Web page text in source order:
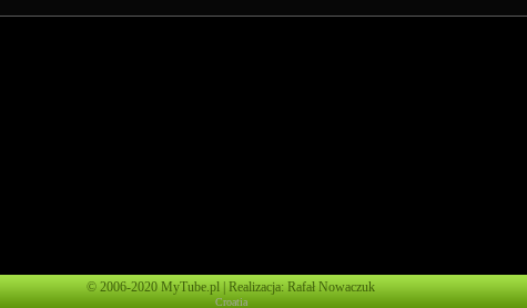
© 2006-2020 MyTube.pl | Realizacja: Rafał Nowaczuk
Croatia